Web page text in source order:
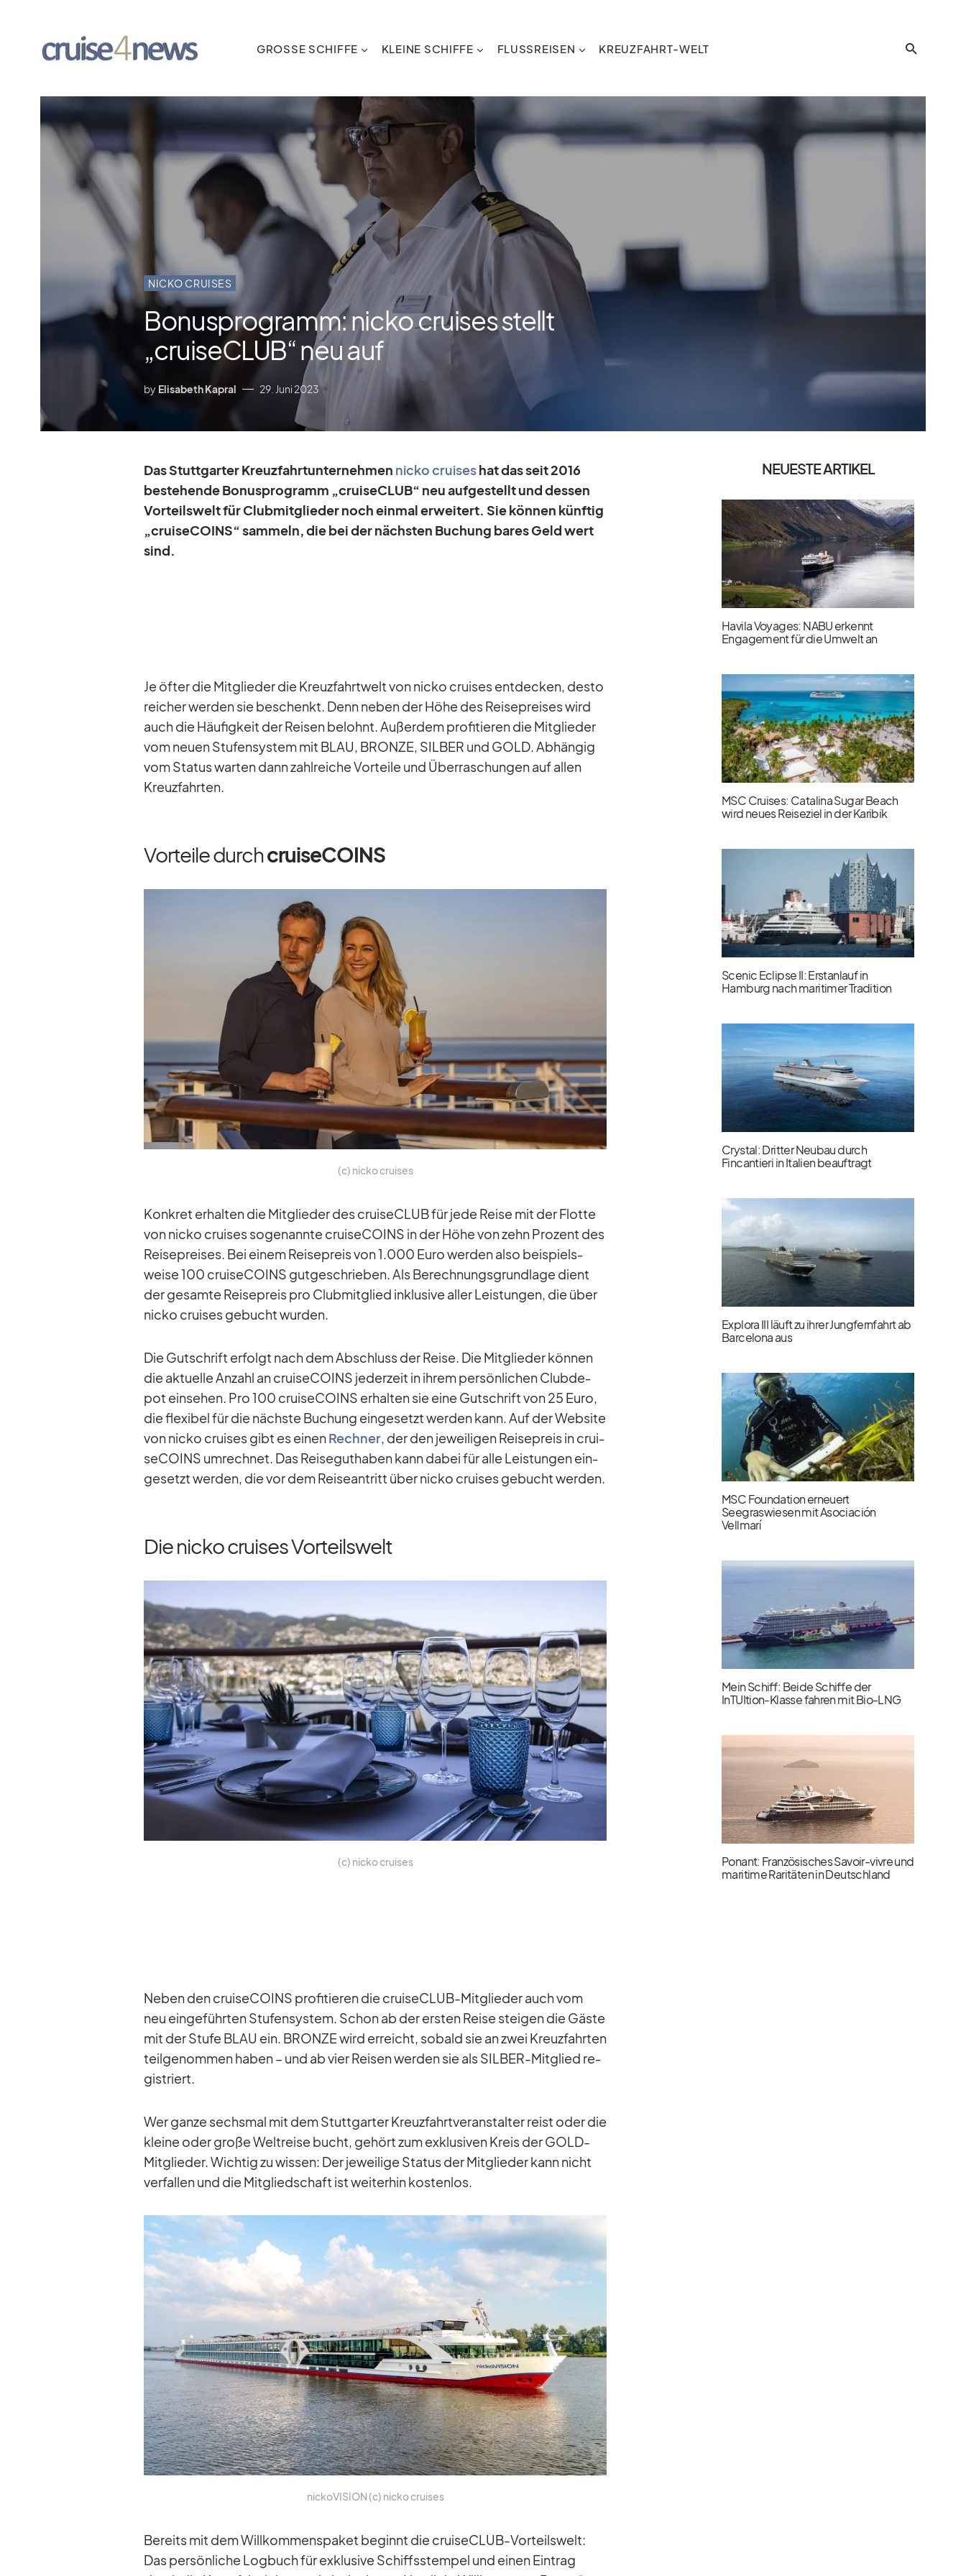
GROSSE SCHIFFE KLEINE SCHIFFE FLUSSREISEN KREUZFAHRT-WELT
NICKO CRUISES
Bonusprogramm: nicko cruises stellt
„cruiseCLUB“ neu auf
by Elisabeth Kapral 29. Juni 2023
Das Stutt­gar­ter Kreuz­fahrt­un­ter­neh­men nicko crui­seshat das seit 2016
be­stehende Bo­nus­pro­gramm „crui­se­CLUB“ neu auf­ge­stellt und des­sen
Vor­teils­welt für Club­mit­glie­der noch ein­mal er­wei­tert. Sie kön­nen künf­tig
„crui­se­CO­INS“ sam­meln, die bei der nächs­ten Bu­chung ba­res Geld wert
sind.
Je öf­ter die Mit­glie­der die Kreuz­fahrt­welt von nicko crui­ses ent­de­cken, desto
rei­cher wer­den sie be­schenkt. Denn ne­ben der Höhe des Rei­se­prei­ses wird
auch die Häu­fig­keit der Rei­sen be­lohnt. Au­ßer­dem pro­fi­tie­ren die Mit­glie­der
vom neuen Stu­fen­sys­tem mit BLAU, BRONZE, SILBER und GOLD. Ab­hän­gig
vom Sta­tus war­ten dann zahl­rei­che Vor­teile und Über­ra­schun­gen auf al­len
Kreuz­fahr­ten.
Vorteile durchcruiseCOINS
(c) nicko crui­ses
Kon­kret er­hal­ten die Mit­glie­der des crui­se­CLUB für jede Reise mit der Flotte
von nicko crui­ses so­ge­nannte crui­se­CO­INS in der Höhe von zehn Pro­zent des
Rei­se­prei­ses. Bei ei­nem Rei­se­preis von 1.000 Euro wer­den also bei­spiels­
weise 100 crui­se­CO­INS gut­ge­schrie­ben. Als Be­rech­nungs­grund­lage dient
der ge­samte Rei­se­preis pro Club­mit­glied in­klu­sive al­ler Leis­tun­gen, die über
nicko crui­ses ge­bucht wur­den.
Die Gut­schrift er­folgt nach dem Ab­schluss der Reise. Die Mit­glie­der kön­nen
die ak­tu­elle An­zahl an crui­se­CO­INS je­der­zeit in ih­rem per­sön­li­chen Club­de­
pot ein­se­hen. Pro 100 crui­se­CO­INS er­hal­ten sie eine Gut­schrift von 25 Euro,
die fle­xi­bel für die nächste Bu­chung ein­ge­setzt wer­den kann. Auf der Web­site
von nicko crui­ses gibt es ei­nenRech­ner, der den je­wei­li­gen Rei­se­preis in crui­
se­CO­INS um­rech­net. Das Rei­se­gut­ha­ben kann da­bei für alle Leis­tun­gen ein­
ge­setzt wer­den, die vor dem Rei­se­an­tritt über nicko crui­ses ge­bucht wer­den.
Die nicko cruises Vorteilswelt
(c) nicko crui­ses
Ne­ben den crui­se­CO­INS pro­fi­tie­ren die crui­se­CLUB-Mit­glie­der auch vom
neu ein­ge­führ­ten Stu­fen­sys­tem. Schon ab der ers­ten Reise stei­gen die Gäste
mit der Stufe BLAU ein. BRONZE wird er­reicht, so­bald sie an zwei Kreuz­fahr­ten
teil­ge­nom­men ha­ben – und ab vier Rei­sen wer­den sie als SIL­BER-Mit­glied re­
gis­triert.
Wer ganze sechs­mal mit dem Stutt­gar­ter Kreuz­fahrt­ver­an­stal­ter reist oder die
kleine oder große Welt­reise bucht, ge­hört zum ex­klu­si­ven Kreis der GOLD-
Mit­glie­der. Wich­tig zu wis­sen: Der je­wei­lige Sta­tus der Mit­glie­der kann nicht
ver­fal­len und die Mit­glied­schaft ist wei­ter­hin kos­ten­los.
nick­oVI­SION (c) nicko crui­ses
Be­reits mit dem Will­kom­mens­pa­ket be­ginnt die crui­se­CLUB-Vor­teils­welt:
Das per­sön­li­che Log­buch für ex­klu­sive Schiffs­stem­pel und ei­nen Ein­trag
NEUESTE ARTIKEL
Havila Voyages: NABU erkennt
Engagement für die Umwelt an
MSC Cruises: Catalina Sugar Beach
wird neues Reiseziel in der Karibik
Scenic Eclipse II: Erstanlauf in
Hamburg nach maritimer Tradition
Crystal: Dritter Neubau durch
Fincantieri in Italien beauftragt
Explora III läuft zu ihrer Jungfernfahrt ab
Barcelona aus
MSC Foundation erneuert
Seegraswiesen mit Asociación
Vellmarí
Mein Schiff: Beide Schiffe der
InTUItion-Klasse fahren mit Bio-LNG
Ponant: Französisches Savoir-vivre und
maritime Raritäten in Deutschland